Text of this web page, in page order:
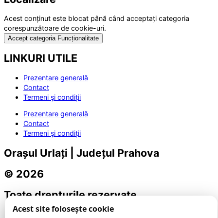
Acest conținut este blocat până când acceptați categoria
corespunzătoare de cookie-uri.
Accept categoria Funcționalitate
LINKURI UTILE
Prezentare generală
Contact
Termeni și condiții
Prezentare generală
Contact
Termeni și condiții
Orașul Urlați | Județul Prahova
© 2026
Toate drepturile rezervate
Acest site folosește cookie